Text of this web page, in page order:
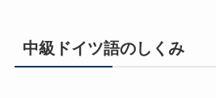
中級ドイツ語のしくみ